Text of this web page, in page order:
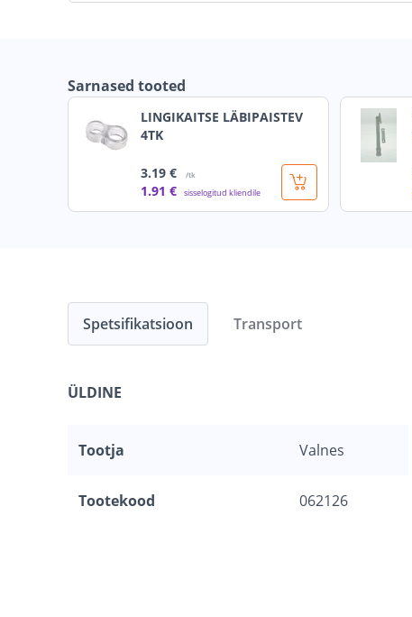
Sarnased tooted
LINGIKAITSE LÄBIPAISTEV
4TK
3.19 € /tk
1.91 € sisselogitud kliendile
Spetsifikatsioon
ÜLDINE
Tootja Valnes
Tootekood 062126
Transport